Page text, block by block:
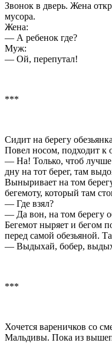
Звонок в дверь. Жена
мусора.
Жена:
— А ребенок где?
Муж:
— Ой, перепутал!
***
Сидит на берегу
Повел носом, подходит к
— На! Только, чтоб
дну на тот берег, там
Выныривает на том
бегемоту, который там
— Где взял?
— Да вон, на том берегу
Бегемот ныряет и бегом
перед самой обезьяной.
— Выдыхай, бобер,
***
Хочется вареничков со
Мальдивы. Пока из